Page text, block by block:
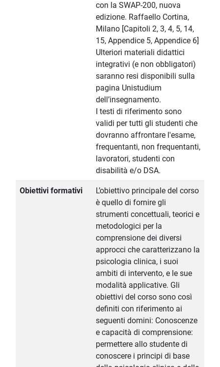
con la SWAP-200, nuova
edizione. Raffaello Cortina,
Milano [Capitoli 2, 3, 4, 5, 14,
15, Appendice 5, Appendice 6]
Ulteriori materiali didattici
integrativi (e non obbligatori)
saranno resi disponibili sulla
pagina Unistudium
dell’insegnamento.
I testi di riferimento sono
validi per tutti gli studenti che
dovranno affrontare l'esame,
frequentanti, non frequentanti,
lavoratori, studenti con
disabilità e/o DSA.
Obiettivi formativi
L’obiettivo principale del corso
è quello di fornire gli
strumenti concettuali, teorici e
metodologici per la
comprensione dei diversi
approcci che caratterizzano la
psicologia clinica, i suoi
ambiti di intervento, e le sue
modalità applicative. Gli
obiettivi del corso sono così
definiti con riferimento ai
seguenti domini: Conoscenze
e capacità di comprensione:
permettere allo studente di
conoscere i principi di base